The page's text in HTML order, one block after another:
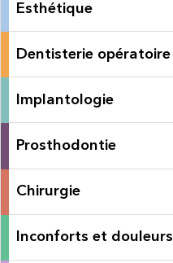
Esthétique
Dentisterie opératoire
Implantologie
Prosthodontie
Chirurgie
Inconforts et douleurs